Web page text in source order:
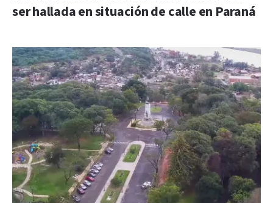
ser hallada en situación de calle en Paraná